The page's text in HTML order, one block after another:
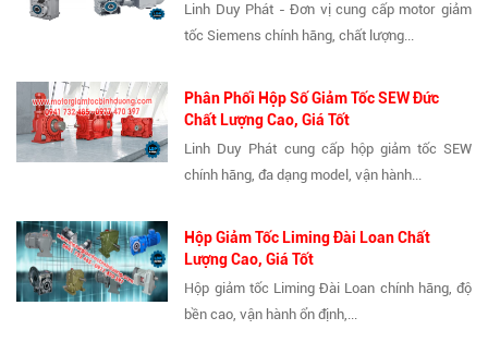
Linh Duy Phát - Đơn vị cung cấp motor giảm
tốc Siemens chính hãng, chất lượng...
Phân Phối Hộp Số Giảm Tốc SEW Đức
Chất Lượng Cao, Giá Tốt
Linh Duy Phát cung cấp hộp giảm tốc SEW
chính hãng, đa dạng model, vận hành...
Hộp Giảm Tốc Liming Đài Loan Chất
Lượng Cao, Giá Tốt
Hộp giảm tốc Liming Đài Loan chính hãng, độ
bền cao, vận hành ổn định,...